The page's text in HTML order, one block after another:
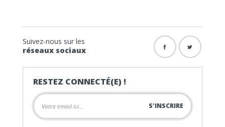
Suivez-nous sur les
réseaux sociaux
RESTEZ CONNECTÉ(E) !